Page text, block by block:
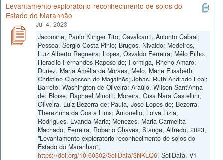
Levantamento exploratório-reconhecimento de solos do
Estado do Maranhão
Jul 4, 2023
Jacomine, Paulo Klinger Tito; Cavalcanti, Anionto Cabral;
Pessoa, Sergio Costa Pinto; Brugos, Nivaldo; Medeiros,
Luiz Alberto Regueira; Lopes, Osvaldo Ferreira; Mélo Filho,
Heraclio Fernandes Raposo de; Formiga, Rheno Amaro;
Duriez, Maria Amélia de Moraes; Melo, Marie Elisabeth
Christine Claessen de Magalhẽs; Johas, Ruth Andrade Leal;
Barreto, Washington de Oliveira; Araújo, Wilson Sant'Anna
de; Bloise, Raphael Minotti; Moreira, Gisa Nara Castellini;
Oliveira, Luiz Bezerra de; Paula, José Lopes de; Bezerra,
Therezinha da Costa Lima; Antonello, Loiva Lizia;
Rodrigues, Evanda Maria; Menezes, Maria Carmelita
Machado; Ferreira, Roberto Chaves; Stange, Alfredo, 2023,
"Levantamento exploratório-reconhecimento de solos do
Estado do Maranhão",
https://doi.org/10.60502/SoilData/3NKLQ6, SoilData, V1